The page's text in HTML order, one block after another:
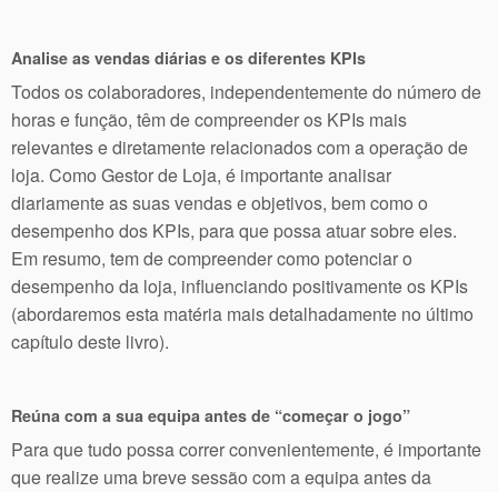
Analise as vendas diárias e os diferentes KPIs
Todos os colaboradores, independentemente do número de
horas e função, têm de compreender os KPIs mais
relevantes e diretamente relacionados com a operação de
loja. Como Gestor de Loja, é importante analisar
diariamente as suas vendas e objetivos, bem como o
desempenho dos KPIs, para que possa atuar sobre eles.
Em resumo, tem de compreender como potenciar o
desempenho da loja, influenciando positivamente os KPIs
(abordaremos esta matéria mais detalhadamente no último
capítulo deste livro).
Reúna com a sua equipa antes de “começar o jogo”
Para que tudo possa correr convenientemente, é importante
que realize uma breve sessão com a equipa antes da